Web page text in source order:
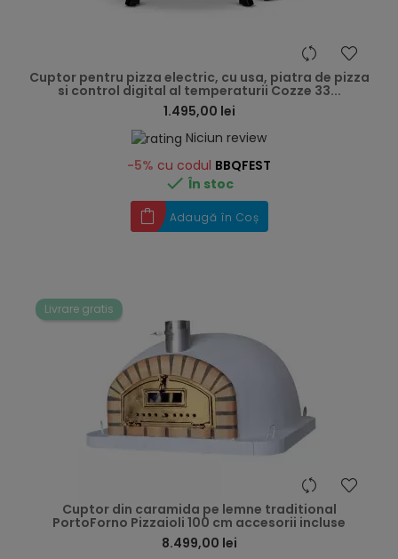
Cuptor pentru pizza electric, cu usa, piatra de pizza
si control digital al temperaturii Cozze 33...
1.495,00 lei
Niciun review
-5% cu codul BBQFEST
 În stoc
Adaugă în Coș
Livrare gratis
Cuptor din caramida pe lemne traditional
PortoForno Pizzaioli 100 cm accesorii incluse
8.499,00 lei